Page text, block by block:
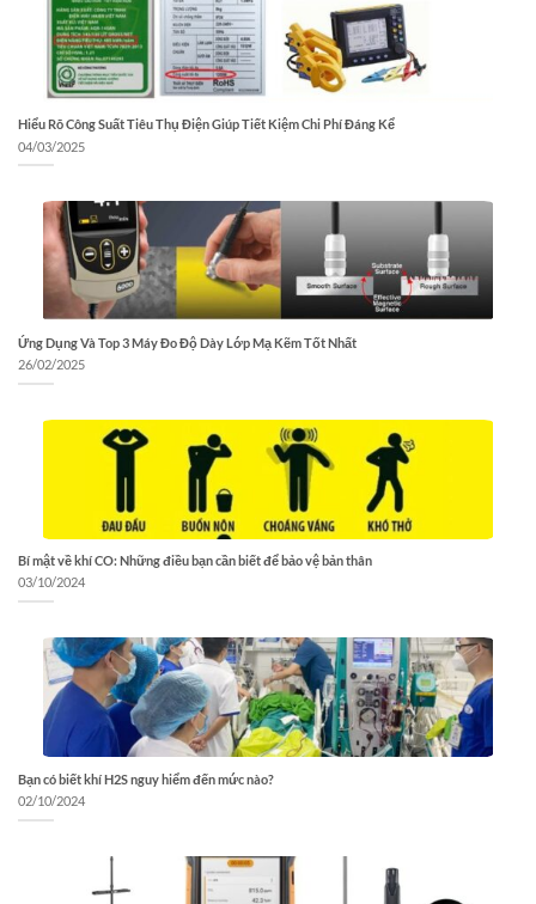
Hiểu Rõ Công Suất Tiêu Thụ Điện Giúp Tiết Kiệm Chi Phí Đáng Kể
04/03/2025
Ứng Dụng Và Top 3 Máy Đo Độ Dày Lớp Mạ Kẽm Tốt Nhất
26/02/2025
Bí mật về khí CO: Những điều bạn cần biết để bảo vệ bản thân
03/10/2024
Bạn có biết khí H2S nguy hiểm đến mức nào?
02/10/2024